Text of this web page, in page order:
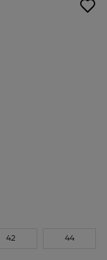
42 44